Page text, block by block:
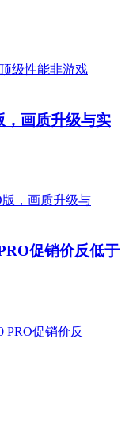
，画质升级与实
促销价反低于